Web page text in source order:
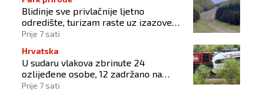
Blidinje sve privlačnije ljetno
odredište, turizam raste uz izazove
očuvanja prirode
Prije 7 sati
Hrvatska
U sudaru vlakova zbrinute 24
ozlijeđene osobe, 12 zadržano na
liječenju
Prije 7 sati